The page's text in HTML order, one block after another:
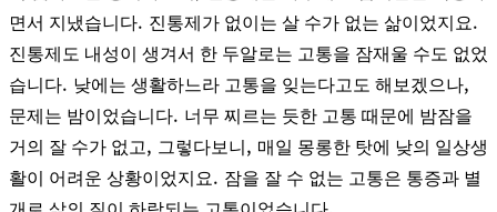
면서 지냈습니다. 진통제가 없이는 살 수가 없는 삶이었지요.
진통제도 내성이 생겨서 한 두알로는 고통을 잠재울 수도 없었
습니다. 낮에는 생활하느라 고통을 잊는다고도 해보겠으나,
문제는 밤이었습니다. 너무 찌르는 듯한 고통 때문에 밤잠을
거의 잘 수가 없고, 그렇다보니, 매일 몽롱한 탓에 낮의 일상생
활이 어려운 상황이었지요. 잠을 잘 수 없는 고통은 통증과 별